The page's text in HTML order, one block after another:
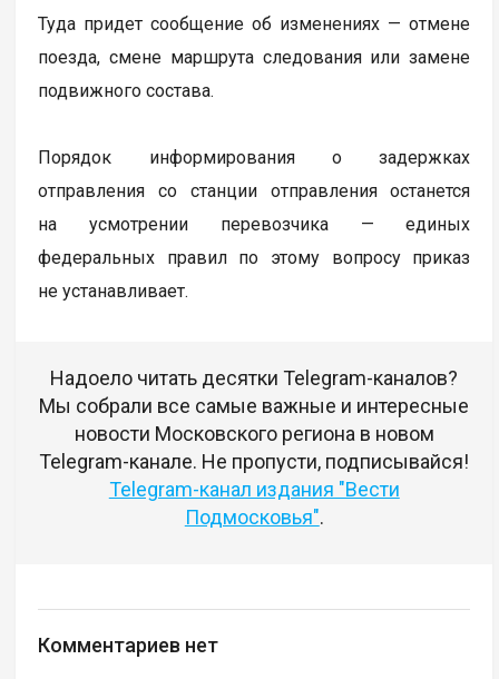
Туда придет сообщение об изменениях — отмене
поезда, смене маршрута следования или замене
подвижного состава.
Порядок информирования о задержках
отправления со станции отправления останется
на усмотрении перевозчика — единых
федеральных правил по этому вопросу приказ
не устанавливает.
Надоело читать десятки Telegram-каналов?
Мы собрали все самые важные и интересные
новости Московского региона в новом
Telegram-канале. Не пропусти, подписывайся!
Telegram-канал издания "Вести
Подмосковья".
Комментариев нет